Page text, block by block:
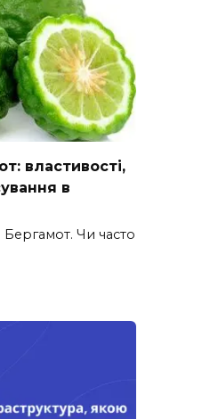
властивості,
в
Чи часто